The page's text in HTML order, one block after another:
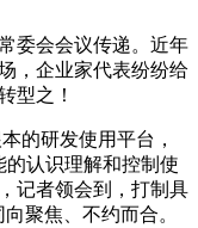
会会议传递。近年
，企业家代表纷纷给
型之！
的研发使用平台，
的认识理解和控制使
记者领会到，打制具
聚焦、不约而合。